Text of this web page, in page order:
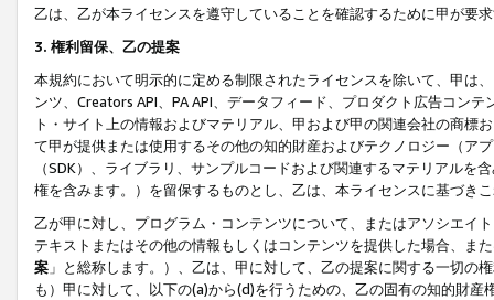
乙は、乙が本ライセンスを遵守していることを確認するために甲が要
3. 権利留保、乙の提案
本規約において明示的に定める制限されたライセンスを除いて、甲は
ンツ、Creators API、PA API、データフィード、プロダクト広告コン
ト・サイト上の情報およびマテリアル、甲および甲の関連会社の商
て甲が提供または使用するその他の知的財産およびテクノロジー（ア
（SDK）、ライブラリ、サンプルコードおよび関連するマテリアル
権を含みます。）を留保するものとし、乙は、本ライセンスに基づき
乙が甲に対し、プログラム・コンテンツについて、またはアソシエイ
テキストまたはその他の情報もしくはコンテンツを提供した場合、ま
案 」と総称します。）、乙は、甲に対して、乙の提案に関する一切
も）甲に対して、以下の(a)から(d)を行うための、乙の固有の知的財